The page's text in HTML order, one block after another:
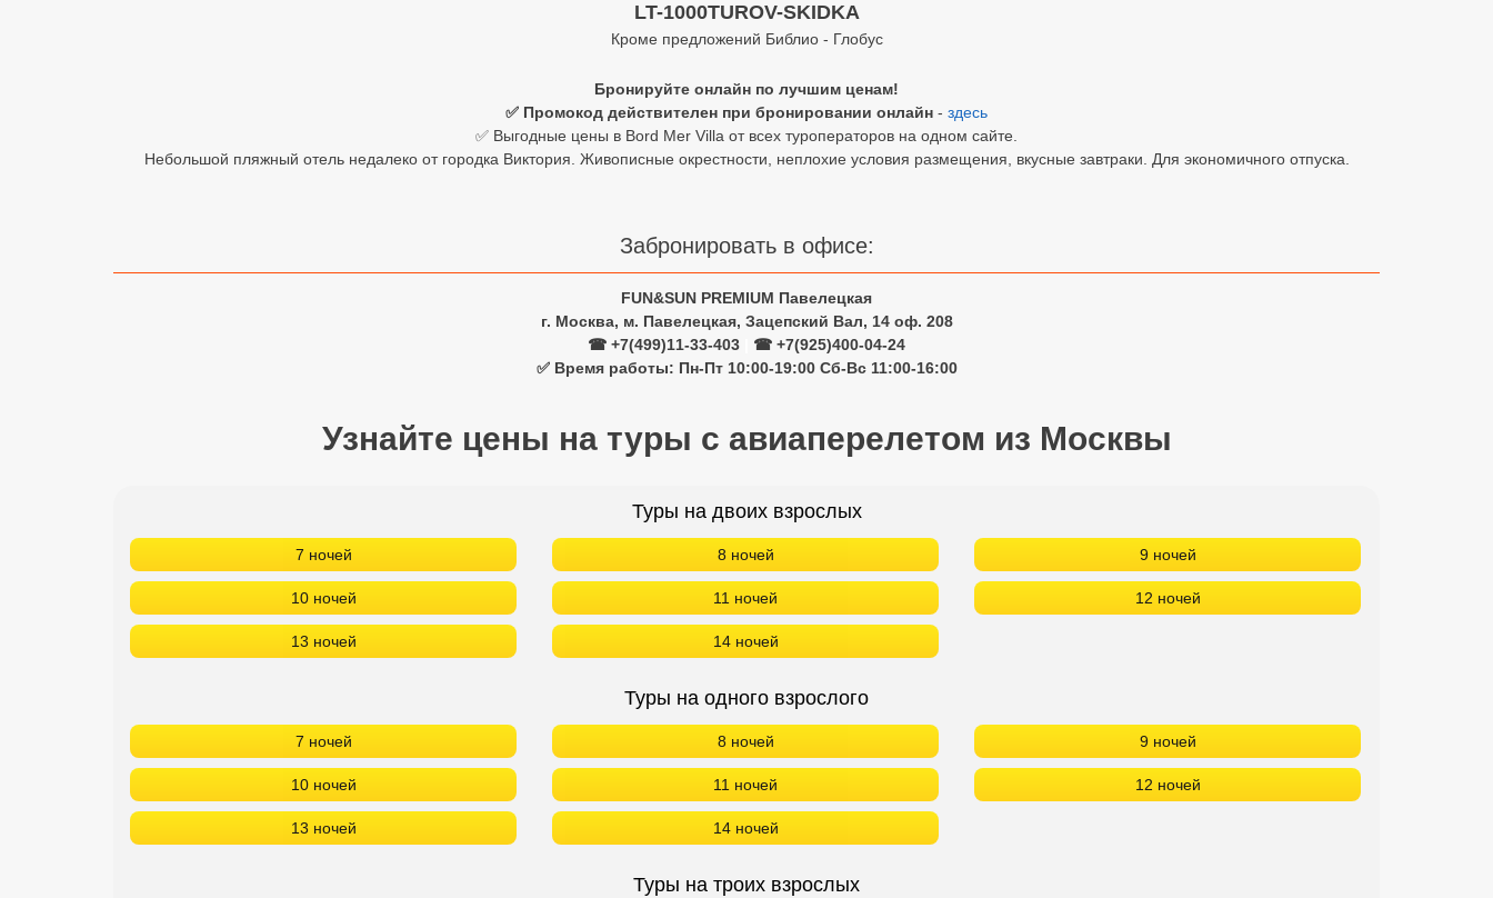
LT-1000TUROV-SKIDKA
Кроме предложений Библио - Глобус
Бронируйте онлайн по лучшим ценам!
✅ Промокод действителен при бронировании онлайн - здесь
✅ Выгодные цены в Bord Mer Villa от всех туроператоров на одном сайте.
Небольшой пляжный отель недалеко от городка Виктория. Живописные окрестности, неплохие условия размещения, вкусные завтраки. Для экономичного отпуска.
Забронировать в офисе:
FUN&SUN PREMIUM Павелецкая
г. Москва, м. Павелецкая, Зацепский Вал, 14 оф. 208
☎ +7(499)11-33-403
☎ +7(925)400-04-24
✅ Время работы: Пн-Пт 10:00-19:00 Сб-Вс 11:00-16:00
Узнайте цены на туры с авиаперелетом из Москвы
Туры на двоих взрослых
7 ночей 8 ночей 9 ночей
10 ночей 11 ночей 12 ночей
13 ночей 14 ночей
Туры на одного взрослого
7 ночей 8 ночей 9 ночей
10 ночей 11 ночей 12 ночей
13 ночей 14 ночей
Туры на троих взрослых
VIP отели 5 звезд
ТОП 10 недорогих отелей
Лучшие отели 4* звезды